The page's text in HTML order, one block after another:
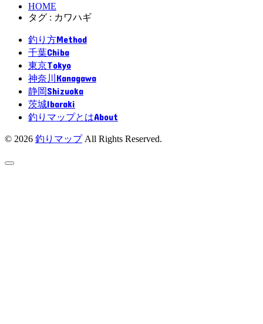
HOME
タグ : カワハギ
釣り方Method
千葉Chiba
東京Tokyo
神奈川 Kanagawa
静岡Shizuoka
茨城Ibaraki
釣りマップとはAbout
© 2026 釣りマップAll Rights Reserved.